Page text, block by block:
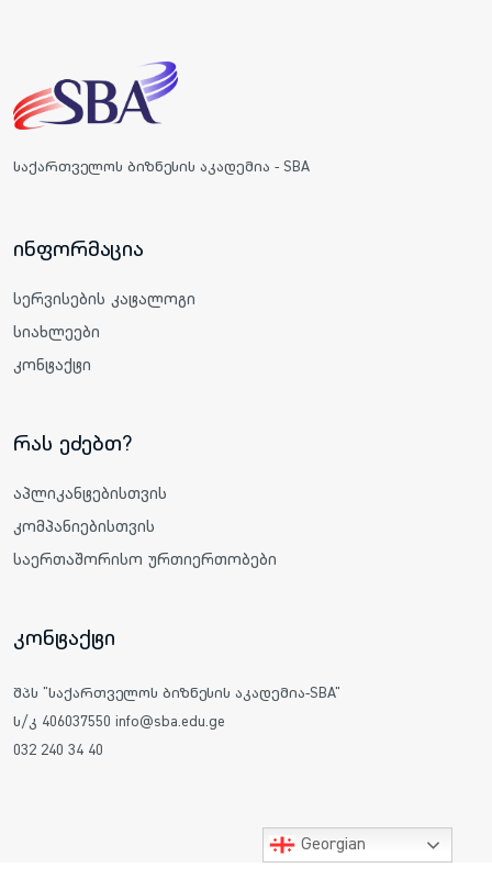
საქართველოს ბიზნესის აკადემია - SBA
ინფორმაცია
სერვისების კატალოგი
სიახლეები
კონტაქტი
რას ეძებთ?
აპლიკანტებისთვის
კომპანიებისთვის
საერთაშორისო ურთიერთობები
კონტაქტი
შპს "საქართველოს ბიზნესის აკადემია-SBA"
ს/კ 406037550 info@sba.edu.ge
032 240 34 40
Georgian